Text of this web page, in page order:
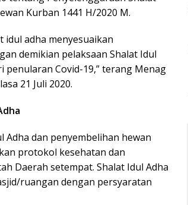
Kurban 1441 H/2020 M.
idul adha menyesuaikan
demikian pelaksaan Shalat Idul
penularan Covid-19,” terang Menag
21 Juli 2020.
Adha dan penyembelihan hewan
protokol kesehatan dan
Daerah setempat. Shalat Idul Adha
ruangan dengan persyaratan